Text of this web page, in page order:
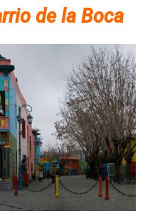
de la Boca